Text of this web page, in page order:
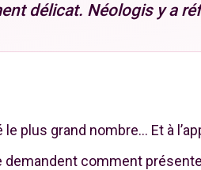
délicat. Néologis y a
plus grand nombre… Et à
demandent comment